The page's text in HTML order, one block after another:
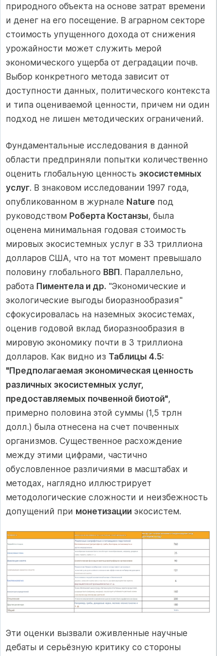
природного объекта на основе затрат времени
и денег на его посещение. В аграрном секторе
стоимость упущенного дохода от снижения
урожайности может служить мерой
экономического ущерба от деградации почв.
Выбор конкретного метода зависит от
доступности данных, политического контекста
и типа оцениваемой ценности, причем ни один
подход не лишен методических ограничений.
Фундаментальные исследования в данной
области предприняли попытки количественно
оценить глобальную ценность экосистемных
услуг. В знаковом исследовании 1997 года,
опубликованном в журнале Nature под
руководством Роберта Костанзы, была
оценена минимальная годовая стоимость
мировых экосистемных услуг в 33 триллиона
долларов США, что на тот момент превышало
половину глобального ВВП. Параллельно,
работа Пиментела и др. "Экономические и
экологические выгоды биоразнообразия"
сфокусировалась на наземных экосистемах,
оценив годовой вклад биоразнообразия в
мировую экономику почти в 3 триллиона
долларов. Как видно из Таблицы 4.5:
"Предполагаемая экономическая ценность
различных экосистемных услуг,
предоставляемых почвенной биотой",
примерно половина этой суммы (1,5 трлн
долл.) была отнесена на счет почвенных
организмов. Существенное расхождение
между этими цифрами, частично
обусловленное различиями в масштабах и
методах, наглядно иллюстрирует
методологические сложности и неизбежность
допущений при монетизации экосистем.
Эти оценки вызвали оживленные научные
дебаты и серьёзную критику со стороны